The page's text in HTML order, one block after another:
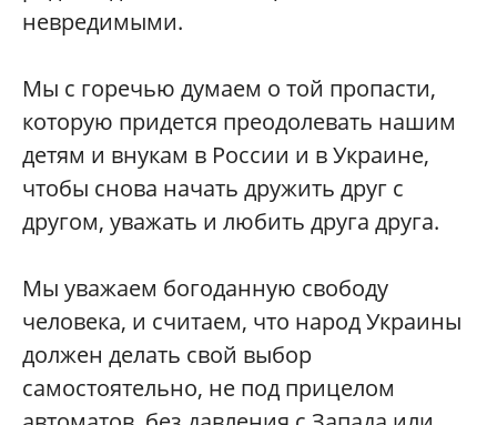
невредимыми.
Мы с горечью думаем о той пропасти,
которую придется преодолевать нашим
детям и внукам в России и в Украине,
чтобы снова начать дружить друг с
другом, уважать и любить друга друга.
Мы уважаем богоданную свободу
человека, и считаем, что народ Украины
должен делать свой выбор
самостоятельно, не под прицелом